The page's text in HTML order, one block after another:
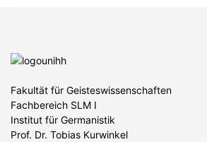
Fakultät für Geisteswissenschaften
Fachbereich SLM I
Institut für Germanistik
Prof. Dr. Tobias Kurwinkel